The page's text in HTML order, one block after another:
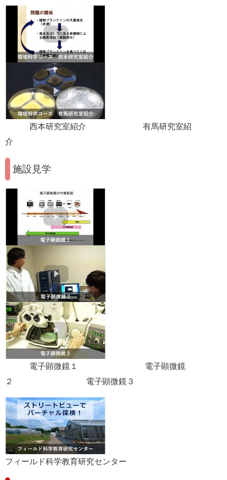
西本研究室紹介 有馬研究室紹
介
施設見学
電子顕微鏡１ 電子顕微鏡
２ 電子顕微鏡３
フィールド科学教育研究センター